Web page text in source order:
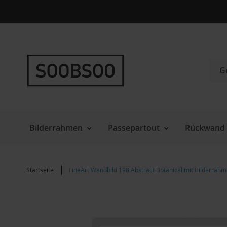
zum
Bilderrahmen Passepartout
Startseite FineArt Wandbild 198 Abstract Botanical mit